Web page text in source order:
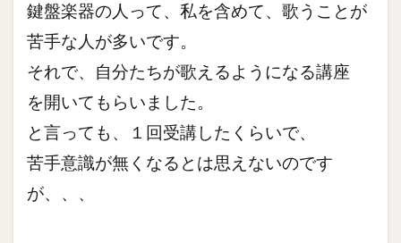
鍵盤楽器の人って、私を含めて、歌うことが
苦手な人が多いです。
それで、自分たちが歌えるようになる講座
を開いてもらいました。
と言っても、１回受講したくらいで、
苦手意識が無くなるとは思えないのです
が、、、